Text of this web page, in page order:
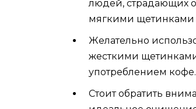
людей, страдающих
мягкими щетинками
Желательно
жесткими
употреблением кофе.
Стоит обратить